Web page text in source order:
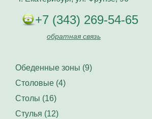
+7 (343) 269-54-65
обратная связь
Обеденные зоны (9)
Столовые (4)
Столы (16)
Стулья (12)